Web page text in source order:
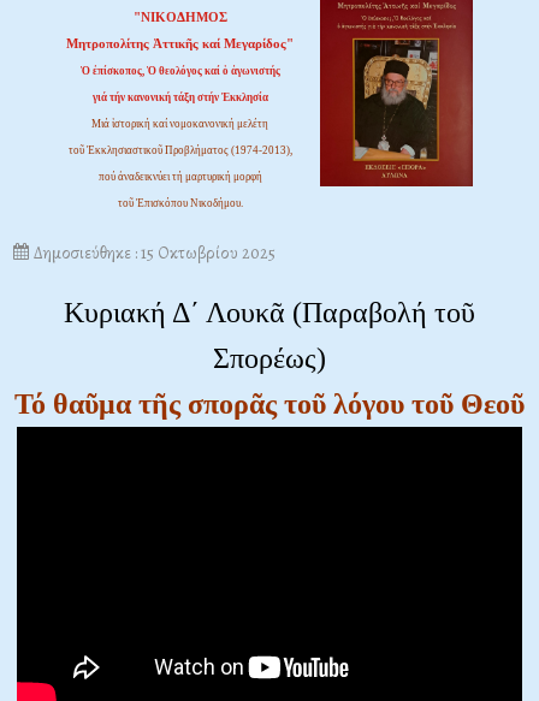
"ΝΙΚΟΔΗΜΟΣ
Μητροπολίτης Ἀττικῆς καί Μεγαρίδος"
Ὁ ἐπίσκοπος, Ὁ θεολόγος καί ὁ ἀγωνιστής
γιά τήν κανονική τάξη στήν Ἐκκλησία
Μιά ἱστορική καί νομοκανονική μελέτη
τοῦ Ἐκκλησιαστικοῦ Προβλήματος (1974-2013),
πού ἀναδεικνύει τή μαρτυρική μορφή
τοῦ Ἐπισκόπου Νικοδήμου.
Δημοσιεύθηκε : 15 Οκτωβρίου 2025
Κυριακή Δ΄ Λουκᾶ (Παραβολή τοῦ
Σπορέως)
Τό θαῦμα τῆς σπορᾶς τοῦ λόγου τοῦ Θεοῦ